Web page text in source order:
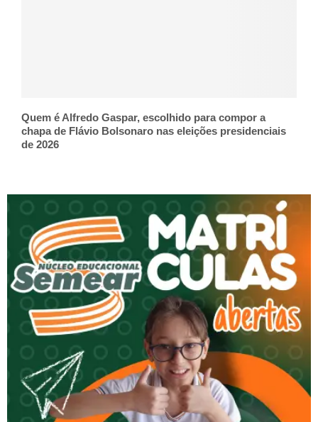
Quem é Alfredo Gaspar, escolhido para compor a
chapa de Flávio Bolsonaro nas eleições presidenciais
de 2026